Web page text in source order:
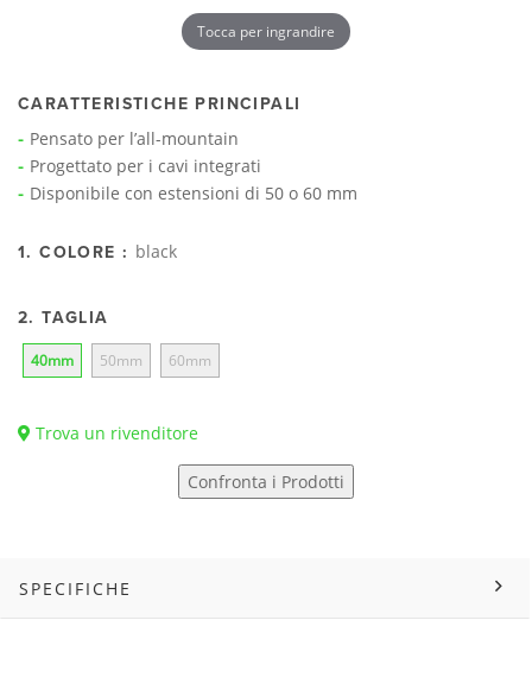
Tocca per ingrandire
CARATTERISTICHE PRINCIPALI
Pensato per l’all-mountain
Progettato per i cavi integrati
Disponibile con estensioni di 50 o 60 mm
1. COLORE : black
2. TAGLIA
40mm 50mm 60mm
Trova un rivenditore
Confronta i Prodotti
SPECIFICHE